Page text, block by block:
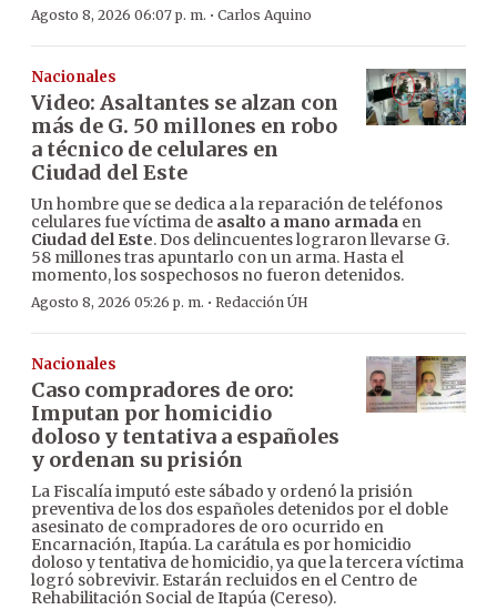
Agosto 8, 2026 06:07 p. m. · Carlos Aquino
Nacionales
Video: Asaltantes se alzan con
más de G. 50 millones en robo
a técnico de celulares en
Ciudad del Este
Un hombre que se dedica a la reparación de teléfonos
celulares fue víctima de asalto a mano armada en
Ciudad del Este. Dos delincuentes lograron llevarse G.
58 millones tras apuntarlo con un arma. Hasta el
momento, los sospechosos no fueron detenidos.
Agosto 8, 2026 05:26 p. m. · Redacción ÚH
Nacionales
Caso compradores de oro:
Imputan por homicidio
doloso y tentativa a españoles
y ordenan su prisión
La Fiscalía imputó este sábado y ordenó la prisión
preventiva de los dos españoles detenidos por el doble
asesinato de compradores de oro ocurrido en
Encarnación, Itapúa. La carátula es por homicidio
doloso y tentativa de homicidio, ya que la tercera víctima
logró sobrevivir. Estarán recluidos en el Centro de
Rehabilitación Social de Itapúa (Cereso).